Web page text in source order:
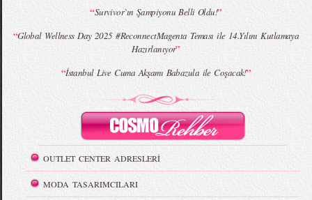
“Survivor`ın Şampiyonu Belli Oldu!”
“Global Wellness Day 2025 #ReconnectMagenta Teması ile 14.Yılını Kutlamaya
Hazırlanıyor”
“İstanbul Live Cuma Akşamı Babazula ile Coşacak!”
OUTLET CENTER ADRESLERİ
MODA TASARIMCILARI